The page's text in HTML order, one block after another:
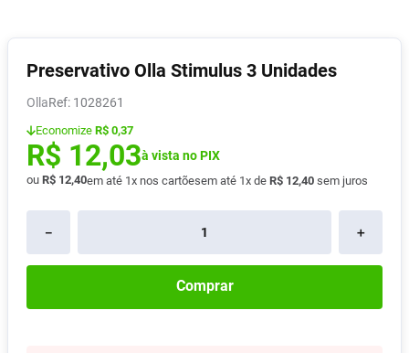
Preservativo Olla Stimulus 3 Unidades
Olla : 1028261
Economize R$ 0,37
R$ 12,03à vista no PIX
ou R$ 12,40em até 1x nos cartõesem até 1x de R$ 12,40 sem juros
＋
－
Comprar
5º Fralda G
6º Shampoo
7º Desodorante
8º Absorvente
9 Lavitan
10º Vitamina D